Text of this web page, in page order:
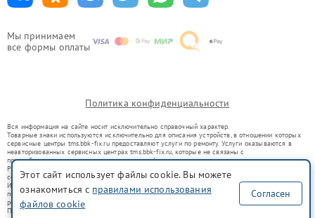
Мы принимаем
все формы оплаты
Политика конфиденциальности
Вся информация на сайте носит исключительно справочный характер.
Товарные знаки используются исключительно для описания устройств, в отношении которых
сервисные центры tms.bbk-fix.ru предоставляют услуги по ремонту. Услуги оказываются в
неавторизованных сервисных центрах tms.bbk-fix.ru, которые не связаны с
правообладателями товарных знаков или их официальными представителями.
Ремонт осуществляется для устройств, уже введенных в гражданский оборот в соответствии
со статьей 1487 ГК РФ.
Использование товарных знаков не преследует цели индивидуализации услуг или введения
потребителей в заблуждение, а служит для информирования о предоставляемых услугах по
ремонту техники указанных брендов.
Представленная на сайте информация не является публичной офертой, определяемой
Этот сайт использует файлы cookie. Вы можете
ознакомиться с правилами использования
файлов cookie
Согласен